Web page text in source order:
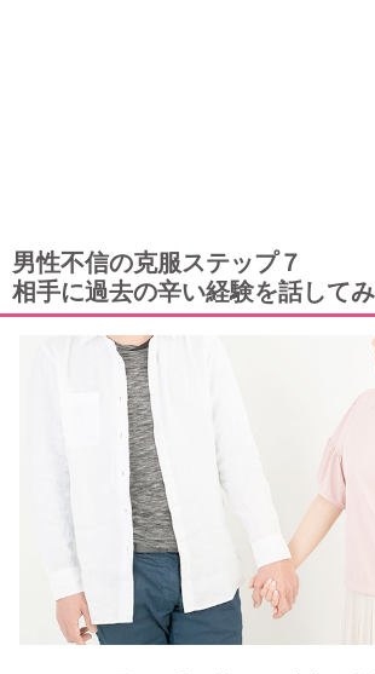
男性不信の克服ステップ７
相手に過去の辛い経験を話して